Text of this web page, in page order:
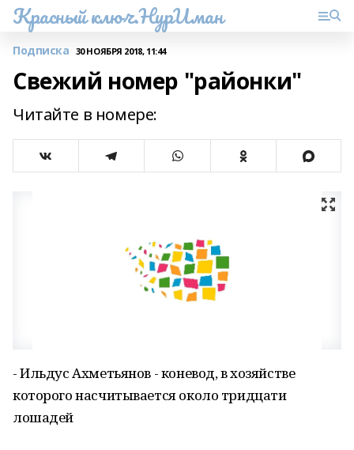
Красный ключ.НурИман
Подписка 30 НОЯБРЯ 2018, 11:44
Свежий номер "районки"
Читайте в номере:
- Ильдус Ахметьянов - коневод, в хозяйстве
которого насчитывается около тридцати
лошадей